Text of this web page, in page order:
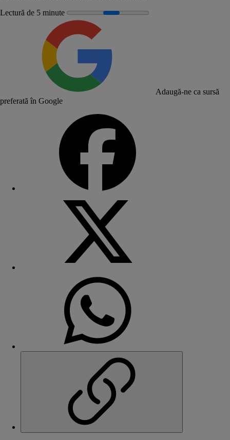
Lectură de 5 minute
Adaugă-ne ca sursă
preferată în Google